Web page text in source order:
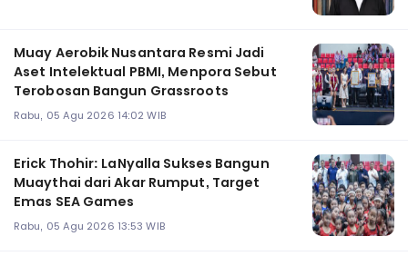
Muay Aerobik Nusantara Resmi Jadi
Aset Intelektual PBMI, Menpora Sebut
Terobosan Bangun Grassroots
Rabu, 05 Agu 2026 14:02 WIB
Erick Thohir: LaNyalla Sukses Bangun
Muaythai dari Akar Rumput, Target
Emas SEA Games
Rabu, 05 Agu 2026 13:53 WIB